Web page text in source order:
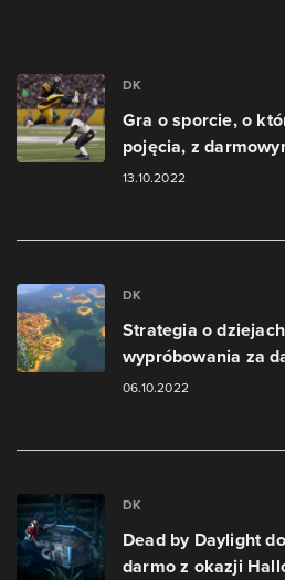
DK
Gra o sporcie, o
pojęcia, z
13.10.2022
DK
Strategia o
wypróbowania za
06.10.2022
DK
Dead by Daylight
darmo z okazji